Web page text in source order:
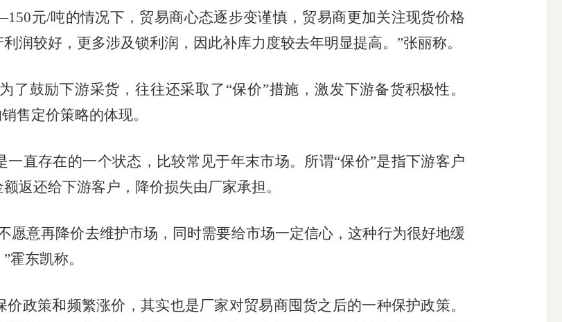
150元/吨的情况下，贸易商心态逐步变谨慎，贸易商更加关注现货价格
润较好，更多涉及锁利润，因此补库力度较去年明显提高。”张丽称。
了鼓励下游采货，往往还采取了 “保价”措施，激发下游备货积极性。
售定价策略的体现。
直存在的一个状态，比较常见于年末市场。所谓“保价”是指下游客户
返还给下游客户，降价损失由厂家承担。
愿意再降价去维护市场，同时需要给市场一定信心，这种行为很好地缓
东凯称。
政策和频繁涨价，其实也是厂家对贸易商囤货之后的一种保护政策。